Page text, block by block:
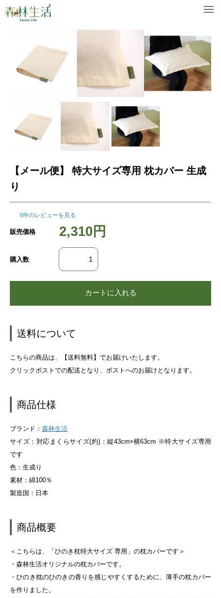
【メール便】 特大サイズ専用 枕カバー 生成
り
0件のレビューを見る
販売価格 2,310円
購入数
送料について
こちらの商品は、【送料無料】でお届けいたします。
クリックポストでの配送となり、ポストへのお届けとなります。
商品仕様
ブランド： 森林生活
サイズ：対応まくらサイズ(約)：縦43cm×横63cm ※特大サイズ専用
です
色：生成り
素材：綿100％
製造国：日本
商品概要
＜こちらは、「ひのき枕特大サイズ 専用」の枕カバーです＞
・森林生活オリジナルの枕カバーです。
・ひのき枕のひのきの香りを感じやすくするために、薄手の枕カバー
を作りました。